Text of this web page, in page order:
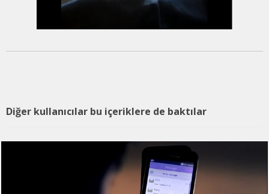
Diğer kullanıcılar bu içeriklere de baktılar